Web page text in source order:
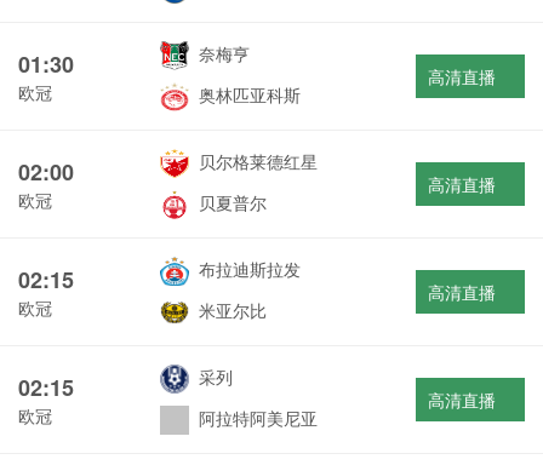
01:30
欧冠
奈梅亨
奥林匹亚科斯
高清直播
02:00
欧冠
贝尔格莱德红星
贝夏普尔
高清直播
02:15
欧冠
布拉迪斯拉发
米亚尔比
高清直播
02:15
欧冠
采列
阿拉特阿美尼亚
高清直播